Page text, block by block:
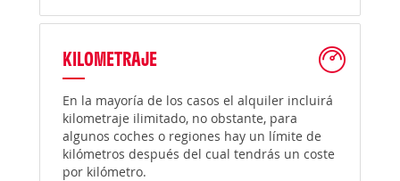
KILOMETRAJE
En la mayoría de los casos el alquiler incluirá
kilometraje ilimitado, no obstante, para
algunos coches o regiones hay un límite de
kilómetros después del cual tendrás un coste
por kilómetro.